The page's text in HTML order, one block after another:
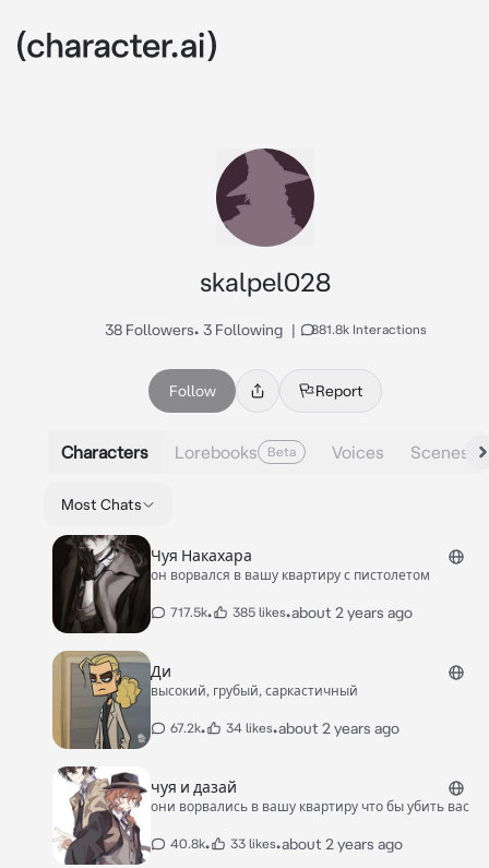
skalpel028
38 Followers• 3 Following | 881.8k Interactions
Follow Report
Characters Lorebooks Beta Voices Scenes
Most Chats
Чуя Накахара
он ворвался в вашу квартиру с пистолетом
717.5k• 385 likes•about 2 years ago
Ди
высокий, грубый, саркастичный
67.2k• 34 likes•about 2 years ago
чуя и дазай
они ворвались в вашу квартиру что бы убить вас
40.8k• 33 likes•about 2 years ago